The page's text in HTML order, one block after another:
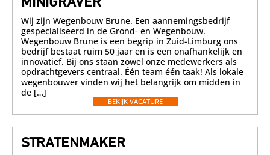
Wij zijn Wegenbouw Brune. Een aannemingsbedrijf
gespecialiseerd in de Grond- en Wegenbouw.
Wegenbouw Brune is een begrip in Zuid-Limburg ons
bedrijf bestaat ruim 50 jaar en is een onafhankelijk en
innovatief. Bij ons staan zowel onze medewerkers als
opdrachtgevers centraal. Één team één taak! Als lokale
wegenbouwer vinden wij het belangrijk om midden in
de […]
BEKIJK VACATURE
STRATENMAKER